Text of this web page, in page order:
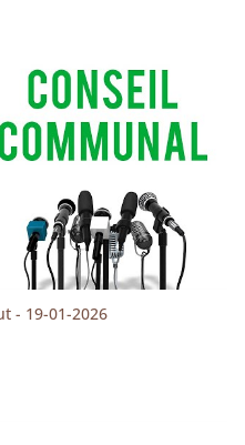
- 19-01-2026